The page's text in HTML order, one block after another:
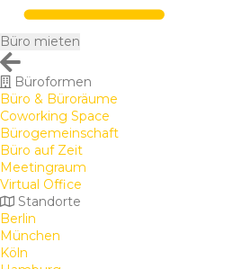
Büro mieten
Büroformen
Büro & Büroräume
Coworking Space
Bürogemeinschaft
Büro auf Zeit
Meetingraum
Virtual Office
Standorte
Berlin
München
Köln